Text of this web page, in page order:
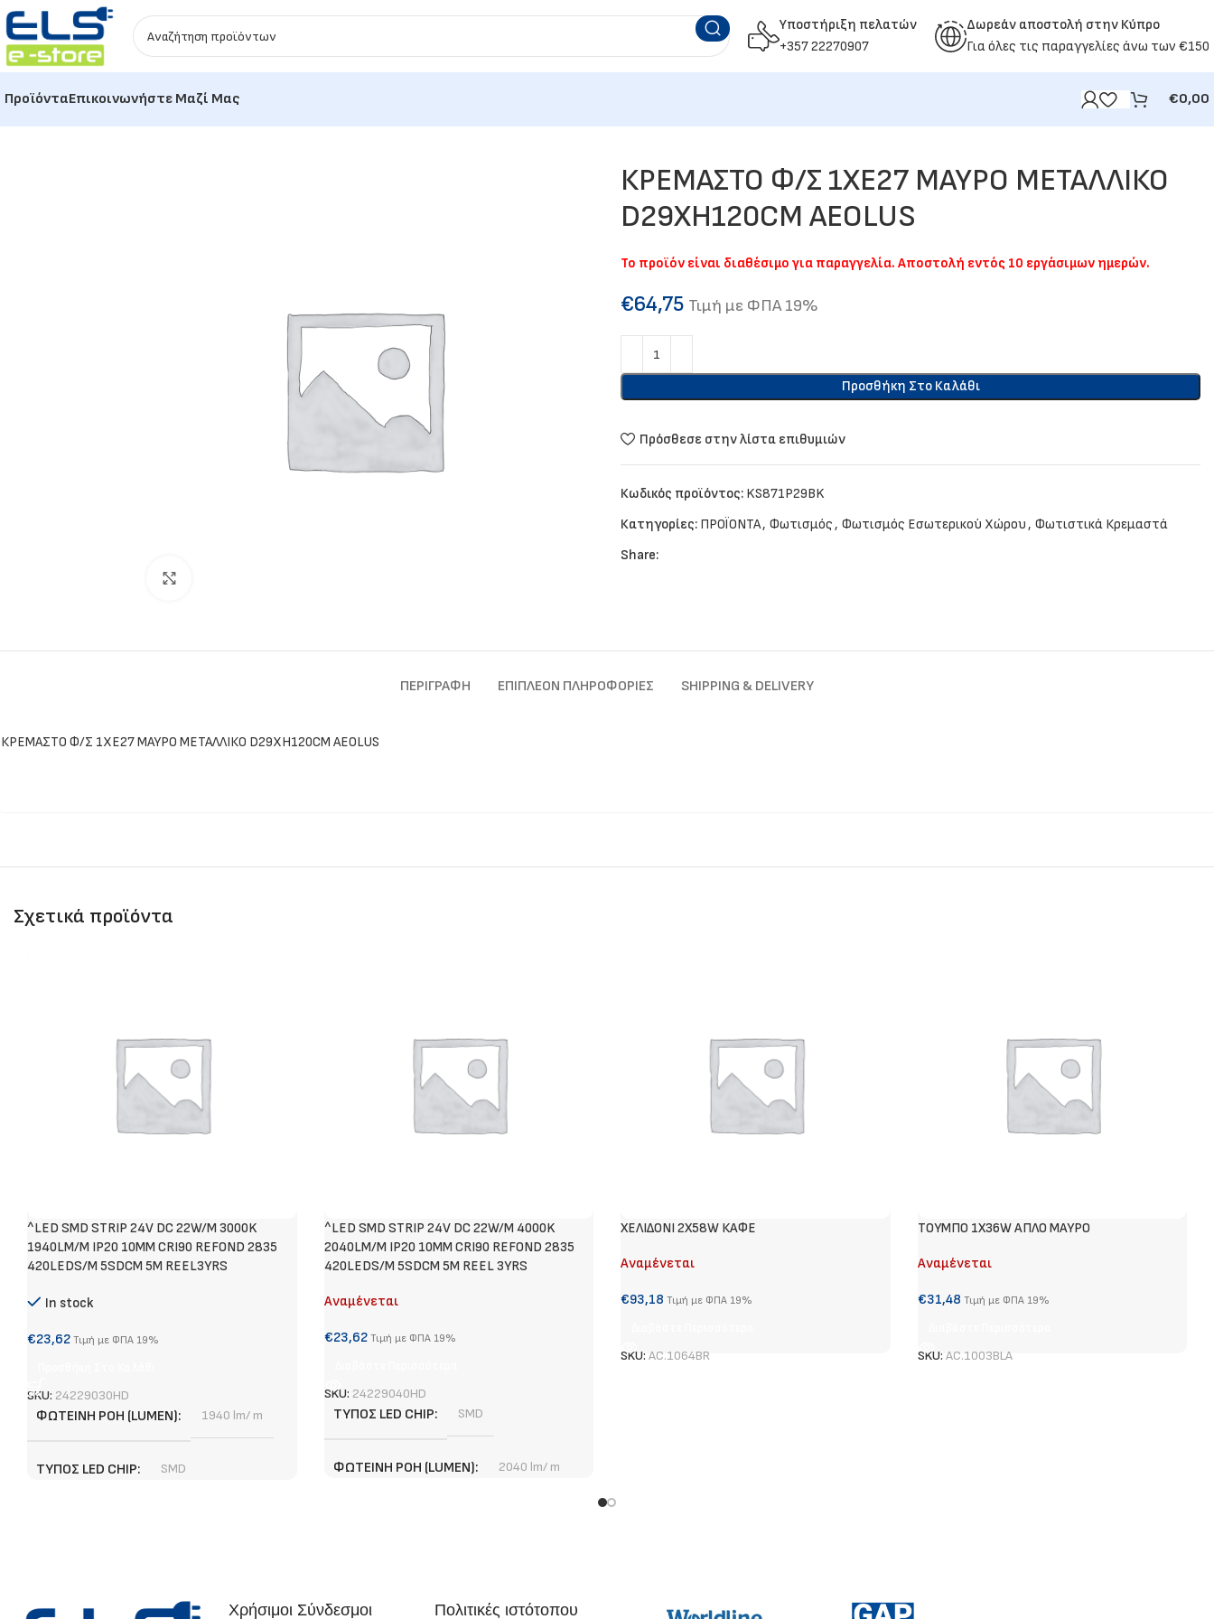
Υποστήριξη πελατών
+357 22270907
Δωρεάν αποστολή στην Κύπρο
Για όλες τις παραγγελίες άνω των €150
ΠροϊόνταΕπικοινωνήστε Μαζί Μας €0,00
ΚΡΕΜΑΣΤΟ Φ/Σ 1ΧΕ27 ΜΑΥΡΟ ΜΕΤΑΛΛΙΚΟ
D29XH120CM AEOLUS
Το προϊόν είναι διαθέσιμο για παραγγελία. Αποστολή εντός 10 εργάσιμων ημερών.
€64,75 Τιμή με ΦΠΑ 19%
Προσθήκη Στο Καλάθι
Πρόσθεσε στην λίστα επιθυμιών
Κωδικός προϊόντος: KS871P29BK
Κατηγορίες: ΠΡΟΪΟΝΤΑ, Φωτισμός, Φωτισμός Εσωτερικού Χώρου, Φωτιστικά Κρεμαστά
Share:
ΠΕΡΙΓΡΑΦΉ ΕΠΙΠΛΈΟΝ ΠΛΗΡΟΦΟΡΊΕΣ SHIPPING & DELIVERY
ΚΡΕΜΑΣΤΟ Φ/Σ 1ΧΕ27 ΜΑΥΡΟ ΜΕΤΑΛΛΙΚΟ D29XH120CM AEOLUS
Σχετικά προϊόντα
^LED SMD STRIP 24V DC 22W/M 3000K
1940LM/M IP20 10MM CRI90 REFOND 2835
420LEDS/M 5SDCM 5M REEL3YRS
In stock
€23,62 Τιμή με ΦΠΑ 19%
SKU: 24229030HD
ΦΩΤΕΙΝΉ ΡΟΉ (LUMEN) 1940 lm/ m
ΤΎΠΟΣ LED CHIP SMD
^LED SMD STRIP 24V DC 22W/M 4000K
2040LM/M IP20 10MM CRI90 REFOND 2835
420LEDS/M 5SDCM 5M REEL 3YRS
Αναμένεται
€23,62 Τιμή με ΦΠΑ 19%
SKU: 24229040HD
ΤΎΠΟΣ LED CHIP SMD
ΦΩΤΕΙΝΉ ΡΟΉ (LUMEN) 2040 lm/ m
ΧΕΛΙΔΟΝΙ 2X58W ΚΑΦΕ
Αναμένεται
€93,18 Τιμή με ΦΠΑ 19%
SKU: AC.1064BR
ΤΟΥΜΠΟ 1Χ36W ΑΠΛΟ ΜΑΥΡΟ
Αναμένεται
€31,48 Τιμή με ΦΠΑ 19%
SKU: AC.1003BLA
Χρήσιμοι Σύνδεσμοι Πολιτικές ιστότοπου